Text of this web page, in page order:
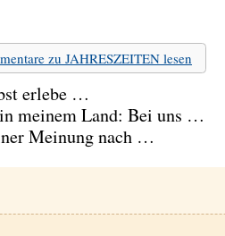
zu JAHRESZEITEN lesen
erlebe …
meinem Land: Bei uns …
Meinung nach …